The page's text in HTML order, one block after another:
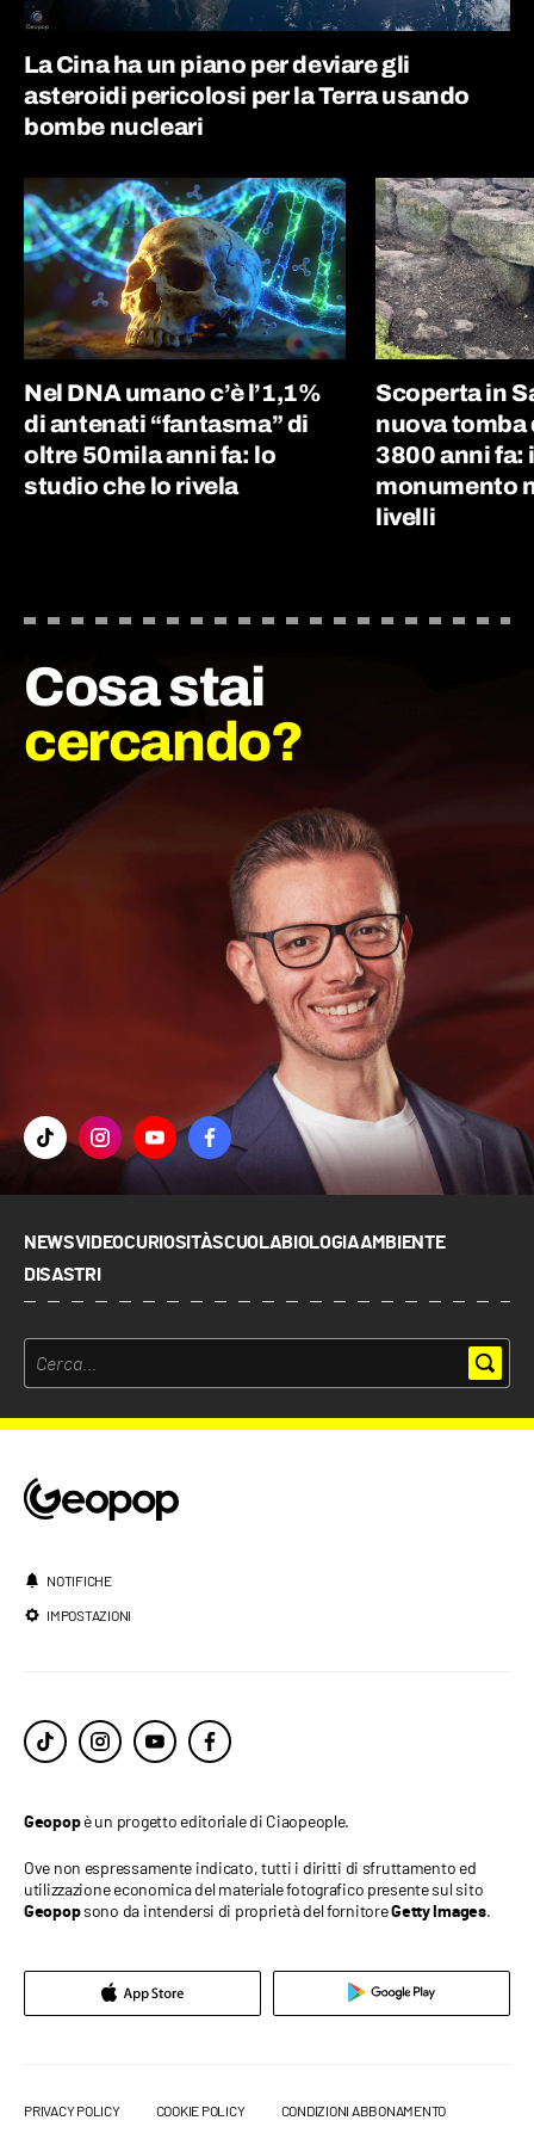
La Cina ha un piano per deviare gli
asteroidi pericolosi per la Terra usando
bombe nucleari
Nel DNA umano c’è l’1,1%
di antenati “fantasma” di
oltre 50mila anni fa: lo
studio che lo rivela
Scoperta in
nuova tomba
3800 anni fa:
monumento
livelli
Cosa stai
cercando?
NEWSVIDEOCURIOSITÀSCUOLABIOLOGIAAMBIENTE
DISASTRI
NOTIFICHE
IMPOSTAZIONI
Geopopè un progetto editoriale di Ciaopeople.
Ove non espressamente indicato, tutti i diritti di sfruttamento ed
utilizzazione economica del materiale fotografico presente sul sito
Geopopsono da intendersi di proprietà del fornitoreGetty Images.
PRIVACY POLICY COOKIE POLICY CONDIZIONI ABBONAMENTO